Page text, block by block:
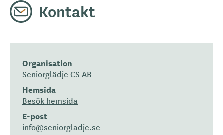
Kontakt
Organisation
Seniorglädje CS AB
Hemsida
Besök hemsida
E-post
info@seniorgladje.se